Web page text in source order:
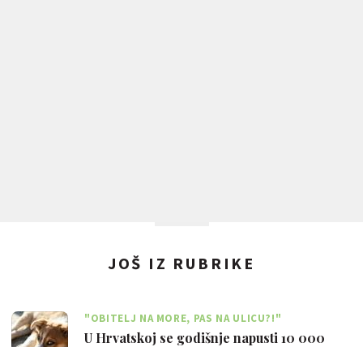
JOŠ IZ RUBRIKE
"OBITELJ NA MORE, PAS NA ULICU?!"
U Hrvatskoj se godišnje napusti 10 000